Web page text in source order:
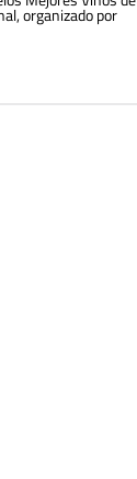
organizado por